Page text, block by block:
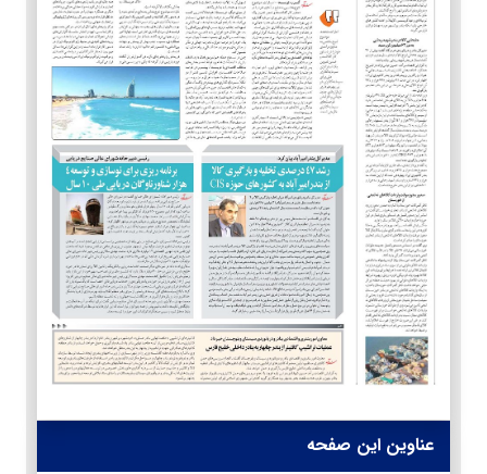
عناوین این صفحه